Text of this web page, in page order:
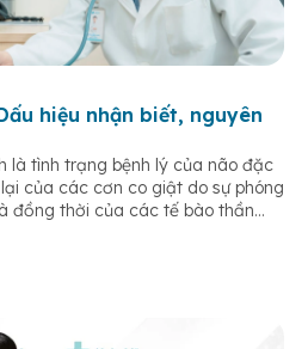
hiệu nhận biết, nguyên
là tình trạng bệnh lý của não đặc
của các cơn co giật do sự phóng
đồng thời của các tế bào thần